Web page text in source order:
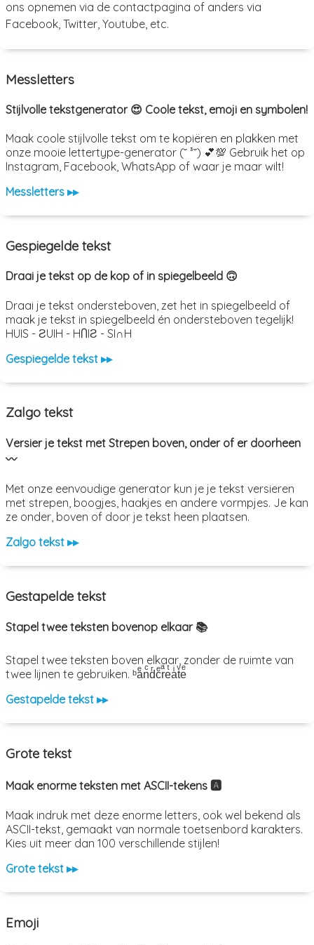
ons opnemen via de contactpagina of anders via
Facebook, Twitter, Youtube, etc.
Messletters
Stijlvolle tekstgenerator 😍 Coole tekst, emoji en symbolen!
Maak coole stijlvolle tekst om te kopiëren en plakken met
onze mooie lettertype-generator (˘ ³˘) 💕💯 Gebruik het op
Instagram, Facebook, WhatsApp of waar je maar wilt!
Messletters ▸▸
Gespiegelde tekst
Draai je tekst op de kop of in spiegelbeeld 🙃
Draai je tekst ondersteboven, zet het in spiegelbeeld of
maak je tekst in spiegelbeeld én ondersteboven tegelijk!
HUIS - ƧUIH - HႶIƧ - SI∩H
Gespiegelde tekst ▸▸
Zalgo tekst
Versier je tekst met Strepen boven, onder of er doorheen
〰️
Met onze eenvoudige generator kun je je tekst versieren
met strepen, boogjes, haakjes en andere vormpjes. Je kan
ze onder, boven of door je tekst heen plaatsen.
Zalgo tekst ▸▸
Gestapelde tekst
Stapel twee teksten bovenop elkaar 📚
Stapel twee teksten boven elkaar, zonder de ruimte van
twee lijnen te gebruiken. ᵇaͤnͨdͬcͤrͣeͭaͥtͮeͤ
Gestapelde tekst ▸▸
Grote tekst
Maak enorme teksten met ASCII-tekens 🅰️
Maak indruk met deze enorme letters, ook wel bekend als
ASCII-tekst, gemaakt van normale toetsenbord karakters.
Kies uit meer dan 100 verschillende stijlen!
Grote tekst ▸▸
Emoji